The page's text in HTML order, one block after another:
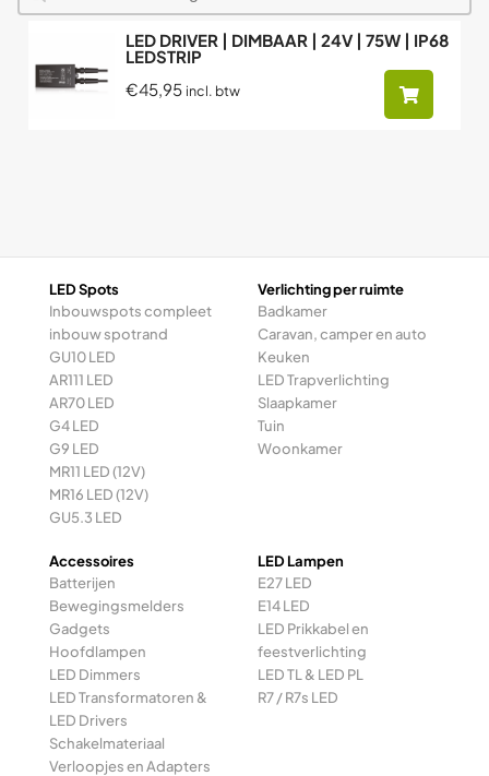
LED DRIVER | DIMBAAR | 24V | 75W | IP68
LEDSTRIP
€45,95 incl. btw
LED Spots
Inbouwspots compleet
inbouw spotrand
GU10 LED
AR111 LED
AR70 LED
G4 LED
G9 LED
MR11 LED (12V)
MR16 LED (12V)
GU5.3 LED
Verlichting per ruimte
Badkamer
Caravan, camper en auto
Keuken
LED Trapverlichting
Slaapkamer
Tuin
Woonkamer
Accessoires
Batterijen
Bewegingsmelders
Gadgets
Hoofdlampen
LED Dimmers
LED Transformatoren &
LED Drivers
Schakelmateriaal
Verloopjes en Adapters
LED Lampen
E27 LED
E14 LED
LED Prikkabel en
feestverlichting
LED TL & LED PL
R7 / R7s LED